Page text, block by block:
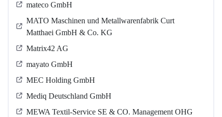
mateco GmbH
MATO Maschinen und Metallwarenfabrik Curt
Matthaei GmbH & Co. KG
Matrix42 AG
mayato GmbH
MEC Holding GmbH
Mediq Deutschland GmbH
MEWA Textil-Service SE & CO. Management OHG